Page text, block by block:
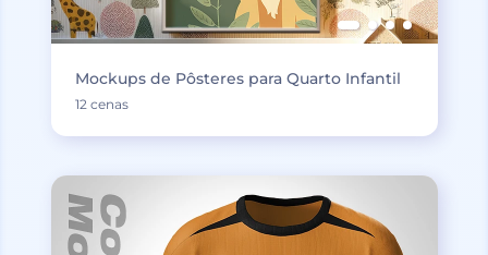
Mockups de Pôsteres para Quarto Infantil
12 cenas